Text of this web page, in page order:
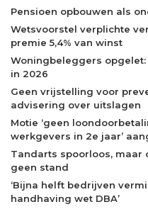
Pensioen opbouwen als
Wetsvoorstel verplichte
premie 5,4% van winst
Woningbeleggers
in 2026
Geen vrijstelling voor
advisering over uitslagen
Motie ‘geen
werkgevers in 2e jaar’
Tandarts spoorloos, maar
geen stand
‘Bijna helft bedrijven
handhaving wet DBA’